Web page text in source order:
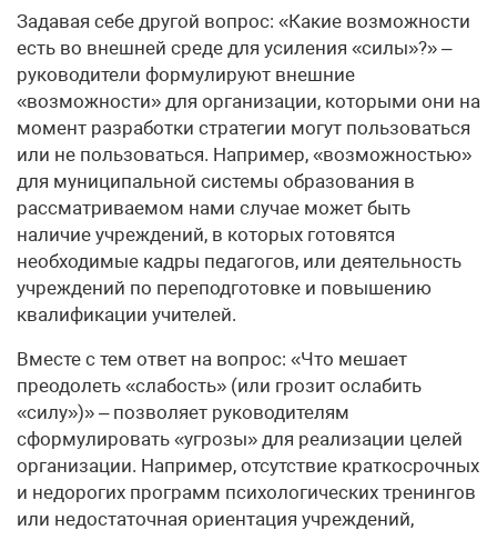
Задавая себе другой вопрос: «Какие возможности
есть во внешней среде для усиления «силы»?» –
руководители формулируют внешние
«возможности» для организации, которыми они на
момент разработки стратегии могут пользоваться
или не пользоваться. Например, «возможностью»
для муниципальной системы образования в
рассматриваемом нами случае может быть
наличие учреждений, в которых готовятся
необходимые кадры педагогов, или деятельность
учреждений по переподготовке и повышению
квалификации учителей.
Вместе с тем ответ на вопрос: «Что мешает
преодолеть «слабость» (или грозит ослабить
«силу»)» – позволяет руководителям
сформулировать «угрозы» для реализации целей
организации. Например, отсутствие краткосрочных
и недорогих программ психологических тренингов
или недостаточная ориентация учреждений,